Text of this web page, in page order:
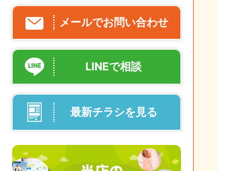
メールでお問い合わせ
LINEで相談
最新チラシを見る